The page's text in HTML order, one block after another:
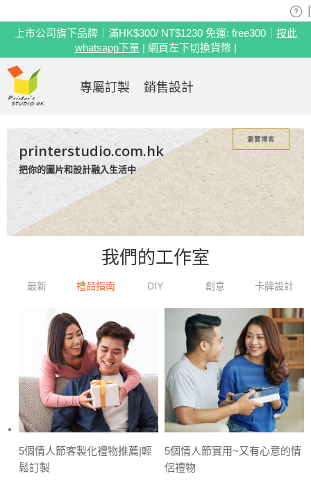
printerstudio.com.hk
把你的圖片和設計融入生活中
瀏覽博客
我們的工作室
最新 禮品指南 DIY 創意 卡牌設計
5個情人節客製化禮物推薦|輕
鬆訂製
5個情人節實用~又有心意的情
侶禮物
上市公司旗下品牌｜滿HK$300/ NT$1230 免運: free300｜ 按此
whatsapp下單 | 網頁左下切換貨幣 |
專屬訂製 銷售設計